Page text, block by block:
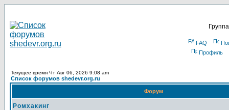
FAQ
Профиль
Текущее время Чт Авг 06, 2026 9:08 am
Список форумов shedevr.org.ru
Форум
Ромхакинг